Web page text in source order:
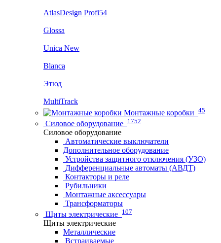
AtlasDesign Profi54
Glossa
Unica New
Blanca
Этюд
MultiTrack
Монтажные коробки 45
Силовое оборудование 1752
Силовое оборудование
Автоматические выключатели
Дополнительное оборудование
Устройства защитного отключения (УЗО)
Дифференциальные автоматы (АВДТ)
Контакторы и реле
Рубильники
Монтажные аксессуары
Трансформаторы
Щиты электрические 107
Щиты электрические
Металлические
Встраиваемые